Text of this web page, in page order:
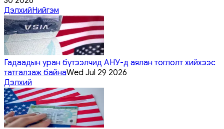
ДэлхийНийгэм
Гадаадын уран бүтээлчид АНУ-д аялан тоглолт хийхээс
татгалзаж байнаWed Jul 29 2026
Дэлхий